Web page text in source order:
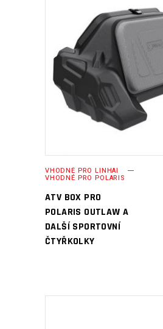
PŘIDAT DO KOŠÍKU
VHODNÉ PRO LINHAI
VHODNÉ PRO POLARIS
ATV BOX PRO
POLARIS OUTLAW A
DALŠÍ SPORTOVNÍ
ČTYŘKOLKY